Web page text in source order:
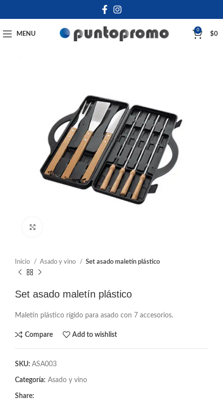
MENU
0
$0
Inicio Asado y vino Set asado maletín plástico
Set asado maletín plástico
Maletín plástico rígido para asado con 7 accesorios.
Compare Add to wishlist
SKU: ASA003
Categoría: Asado y vino
Share: